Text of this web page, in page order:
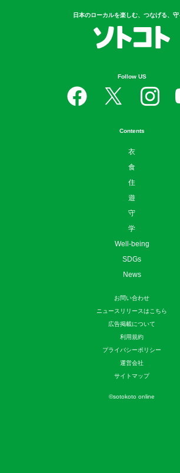
日本のローカルを楽しむ、つなげる、守
Follow US
Contents
衣
食
住
遊
守
学
Well-being
SDGs
News
お問い合わせ
ニュースリリースはこちら
広告掲載について
利用規約
プライバシーポリシー
運営会社
サイトマップ
©sotokoto online